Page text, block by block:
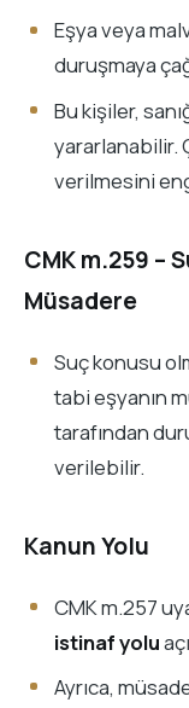
Eşya veya
duruşmaya
Bu kişiler,
yararlanabilir.
verilmesini
CMK m.259 –
Müsadere
Suç konusu
tabi eşyanın
tarafından
verilebilir.
Kanun Yolu
CMK m.257
istinaf yolu
Ayrıca,